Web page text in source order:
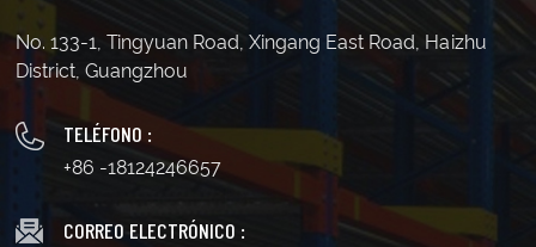
No. 133-1, Tingyuan Road, Xingang East Road, Haizhu
District, Guangzhou
TELÉFONO :
+86 -18124246657
CORREO ELECTRÓNICO :